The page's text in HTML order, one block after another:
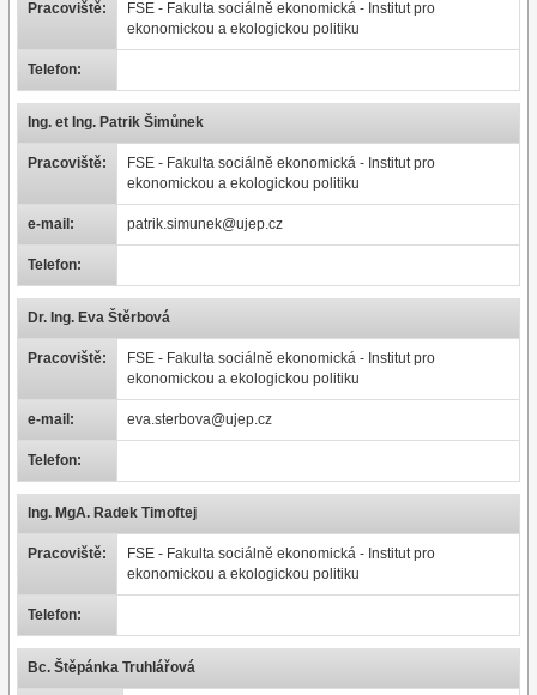
Pracoviště:
FSE - Fakulta sociálně ekonomická - Institut pro
ekonomickou a ekologickou politiku
Telefon:
Ing. et Ing. Patrik Šimůnek
Pracoviště:
FSE - Fakulta sociálně ekonomická - Institut pro
ekonomickou a ekologickou politiku
e-mail: patrik.simunek@ujep.cz
Telefon:
Dr. Ing. Eva Štěrbová
Pracoviště:
FSE - Fakulta sociálně ekonomická - Institut pro
ekonomickou a ekologickou politiku
e-mail: eva.sterbova@ujep.cz
Telefon:
Ing. MgA. Radek Timoftej
Pracoviště:
FSE - Fakulta sociálně ekonomická - Institut pro
ekonomickou a ekologickou politiku
Telefon:
Bc. Štěpánka Truhlářová